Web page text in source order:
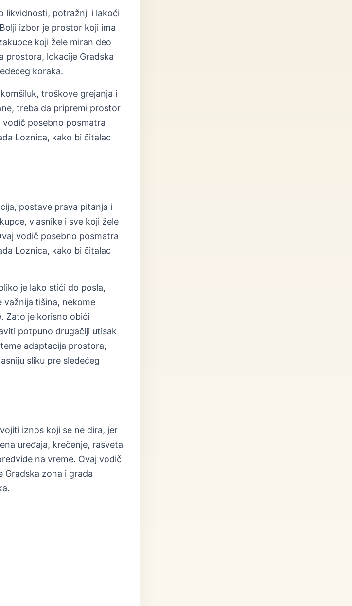
likvidnosti, potražnji i lakoći
izbor je prostor koji ima
koji žele miran deo
prostora, lokacije Gradska
koraka.
troškove grejanja i
treba da pripremi prostor
posebno posmatra
Loznica, kako bi čitalac
postave prava pitanja i
vlasnike i sve koji žele
vodič posebno posmatra
Loznica, kako bi čitalac
je lako stići do posla,
važnija tišina, nekome
Zato je korisno obići
potpuno drugačiji utisak
adaptacija prostora,
sliku pre sledećeg
iznos koji se ne dira, jer
uređaja, krečenje, rasveta
na vreme. Ovaj vodič
zona i grada